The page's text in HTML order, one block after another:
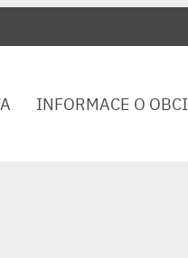
INFORMACE O OBCI